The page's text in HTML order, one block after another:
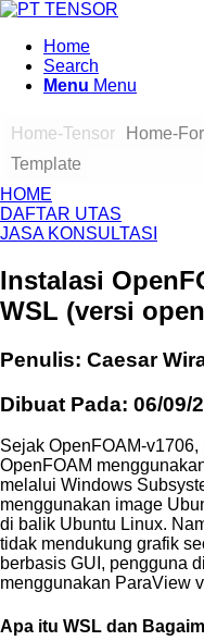
Home
Search
Menu Menu
Home-Tensor Home-
Template
HOME
DAFTAR UTAS
JASA KONSULTASI
Instalasi
WSL (versi
Penulis: Caesar
Dibuat Pada: 06/09/
Sejak OpenFOAM-
OpenFOAM
melalui Windows
menggunakan image
di balik Ubuntu Linux.
tidak mendukung grafik
berbasis GUI, pengguna
menggunakan ParaView
Apa itu WSL dan